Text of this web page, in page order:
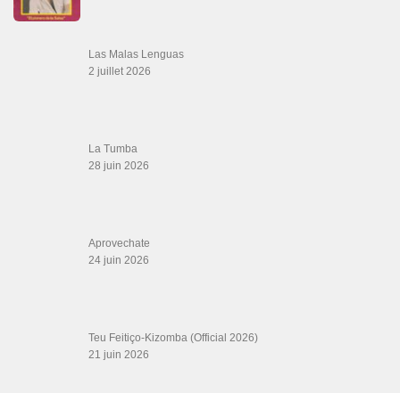
Las Malas Lenguas
2 juillet 2026
La Tumba
28 juin 2026
Aprovechate
24 juin 2026
Teu Feitiço-Kizomba (Official 2026)
21 juin 2026